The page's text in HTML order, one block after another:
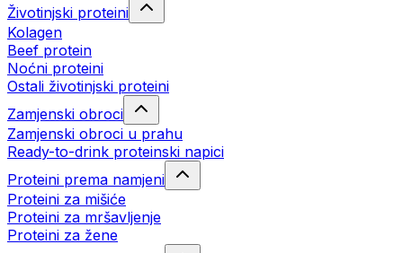
Životinjski proteini
Kolagen
Beef protein
Noćni proteini
Ostali životinjski proteini
Zamjenski obroci
Zamjenski obroci u prahu
Ready-to-drink proteinski napici
Proteini prema namjeni
Proteini za mišiće
Proteini za mršavljenje
Proteini za žene